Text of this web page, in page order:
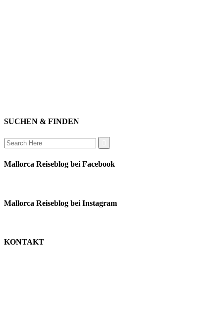
SUCHEN & FINDEN
Search
for:
Mallorca Reiseblog bei Facebook
Mallorca Reiseblog bei Instagram
KONTAKT